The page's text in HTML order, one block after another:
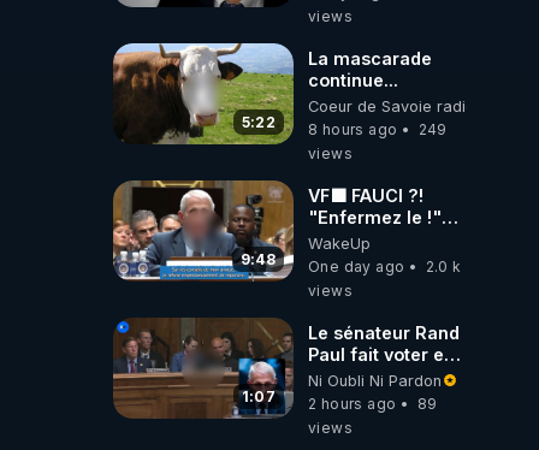
concernant le
carbone.
views
5:22
La mascarade
continue...
Coeur de Savoie radioweb TV
8 hours ago
249
views
9:48
VF🟩 FAUCI ?!
"Enfermez le !"
(Lock him up!) -
Quartz Traduction
WakeUp
One day ago
2.0 k
views
1:07
Le sénateur Rand
Paul fait voter en
commission
l'outrage au
Congrès contre
Ni Oubli Ni Pardon
2 hours ago
89
views